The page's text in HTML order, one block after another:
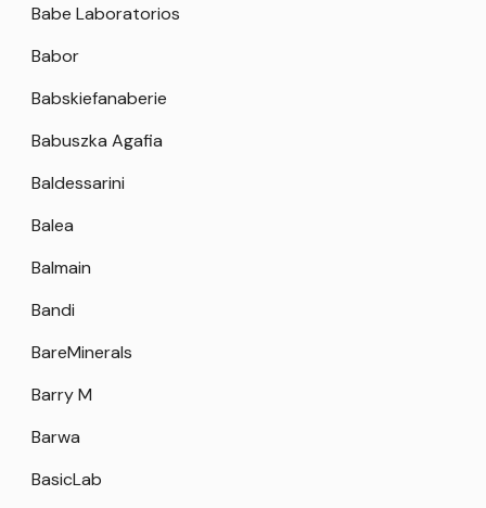
Babe Laboratorios
Babor
Babskiefanaberie
Babuszka Agafia
Baldessarini
Balea
Balmain
Bandi
BareMinerals
Barry M
Barwa
BasicLab